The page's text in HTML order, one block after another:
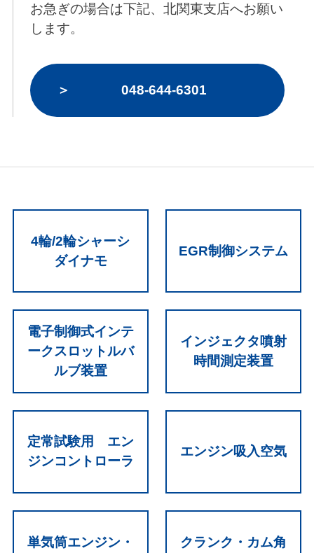
お急ぎの場合は下記、北関東支店へお願い
します。
048-644-6301
4輪/2輪シャーシ
ダイナモ
EGR制御システム
電子制御式インテ
ークスロットルバ
ルブ装置
インジェクタ噴射
時間測定装置
定常試験用 エン
ジンコントローラ
エンジン吸入空気
単気筒エンジン・
クランク・カム角